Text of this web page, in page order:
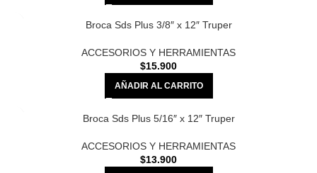
Broca Sds Plus 3/8″ x 12″ Truper
ACCESORIOS Y HERRAMIENTAS
$15.900
AÑADIR AL CARRITO
Broca Sds Plus 5/16″ x 12″ Truper
ACCESORIOS Y HERRAMIENTAS
$13.900